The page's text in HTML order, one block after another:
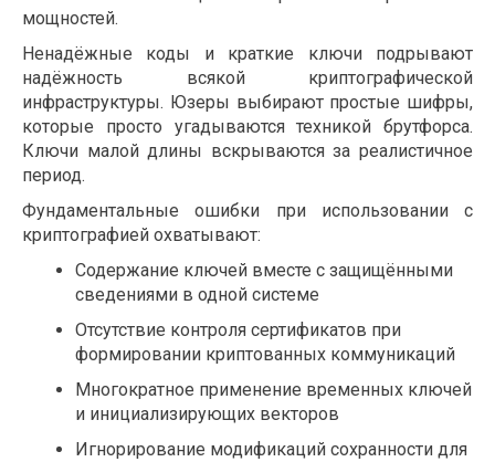
мощностей.
Ненадёжные коды и краткие ключи подрывают
надёжность всякой криптографической
инфраструктуры. Юзеры выбирают простые шифры,
которые просто угадываются техникой брутфорса.
Ключи малой длины вскрываются за реалистичное
период.
Фундаментальные ошибки при использовании с
криптографией охватывают:
Содержание ключей вместе с защищёнными
сведениями в одной системе
Отсутствие контроля сертификатов при
формировании криптованных коммуникаций
Многократное применение временных ключей
и инициализирующих векторов
Игнорирование модификаций сохранности для